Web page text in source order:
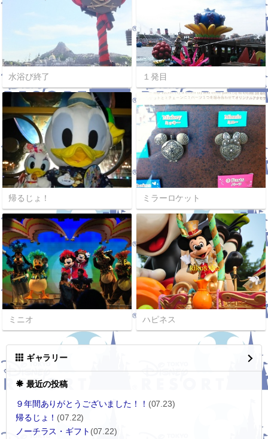
水浴び終了 １発目
帰るじょ！ ミラーロケット
ミニオ ハピネス
ギャラリー
最近の投稿
９年間ありがとうございました！！ (07.23)
帰るじょ！ (07.22)
ノーチラス・ギフト (07.22)